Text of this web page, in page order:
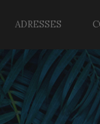
ADRESSES